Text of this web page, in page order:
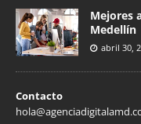
Mejores
Medellín
abril 30,
Contacto